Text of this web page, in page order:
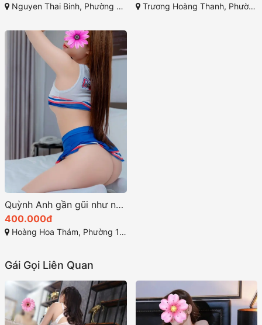
Nguyen Thai Binh, Phường 12, Tân Bình, Thành phố Hồ Chí Minh Trương Hoàng Thanh, Phường 12, Tân Bình, Sài Gòn
Quỳnh Anh gần gũi như những cặp tình nhân thực thụ
400.000đ
Hoàng Hoa Thám, Phường 12, Tân Bình, Thành phố Hồ Chí Minh
Gái Gọi Liên Quan